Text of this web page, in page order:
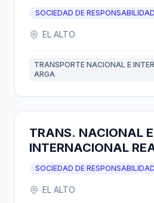
SOCIEDAD DE
EL ALTO
TRANSPORTE NACIONAL E
ARGA
TRANS. NACIONAL E
INTERNACIONAL
S.R.L.
SOCIEDAD DE
EL ALTO